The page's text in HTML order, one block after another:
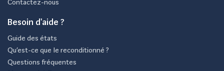
Contactez-nous
Besoin d'aide ?
Guide des états
Qu’est-ce que le reconditionné ?
Questions fréquentes